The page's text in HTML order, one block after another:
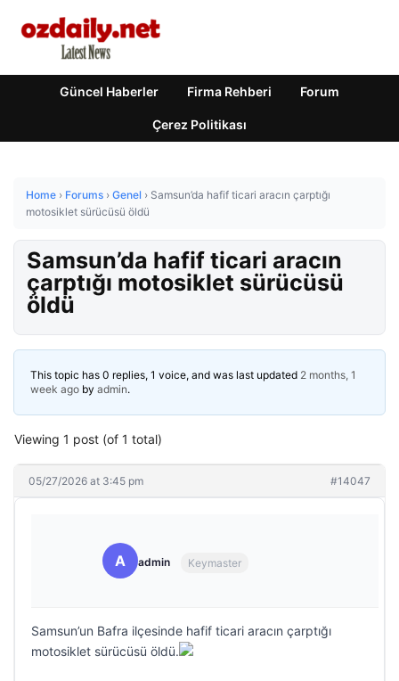
Güncel Haberler Firma Rehberi Forum
Çerez Politikası
Home › Forums › Genel › Samsun’da hafif ticari aracın çarptığı
motosiklet sürücüsü öldü
Samsun’da hafif ticari aracın
çarptığı motosiklet sürücüsü
öldü
This topic has 0 replies, 1 voice, and was last updated 2 months, 1
week ago by admin.
Viewing 1 post (of 1 total)
05/27/2026 at 3:45 pm #14047
A admin Keymaster
Samsun’un Bafra ilçesinde hafif ticari aracın çarptığı
motosiklet sürücüsü öldü.